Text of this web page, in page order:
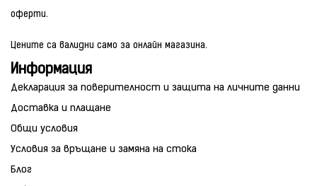
оферти.
Цените са валидни само за онлайн магазина.
Информация
Декларация за поверителност и защита на личните данни
Доставка и плащане
Общи условия
Условия за връщане и замяна на стока
Блог